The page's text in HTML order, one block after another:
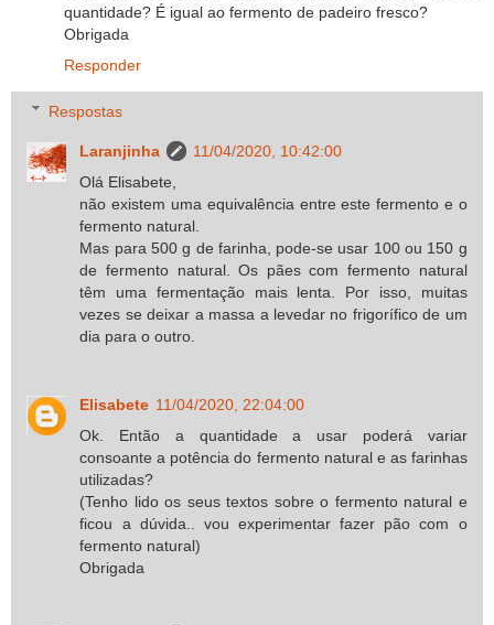
quantidade? É igual ao fermento de padeiro fresco?
Obrigada
Responder
Respostas
Laranjinha
11/04/2020, 10:42:00
Olá Elisabete,
não existem uma equivalência entre este fermento e o
fermento natural.
Mas para 500 g de farinha, pode-se usar 100 ou 150 g
de fermento natural. Os pães com fermento natural
têm uma fermentação mais lenta. Por isso, muitas
vezes se deixar a massa a levedar no frigorífico de um
dia para o outro.
Elisabete 11/04/2020, 22:04:00
Ok. Então a quantidade a usar poderá variar
consoante a potência do fermento natural e as farinhas
utilizadas?
(Tenho lido os seus textos sobre o fermento natural e
ficou a dúvida.. vou experimentar fazer pão com o
fermento natural)
Obrigada